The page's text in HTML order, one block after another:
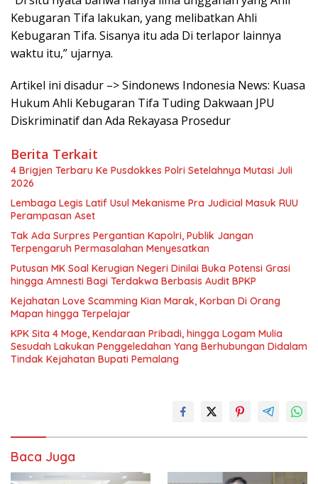
Kebugaran Tifa lakukan, yang melibatkan Ahli
Kebugaran Tifa. Sisanya itu ada Di terlapor lainnya
waktu itu,” ujarnya.
Artikel ini disadur –> Sindonews Indonesia News: Kuasa
Hukum Ahli Kebugaran Tifa Tuding Dakwaan JPU
Diskriminatif dan Ada Rekayasa Prosedur
Berita Terkait
4 Brigjen Terbaru Ke Pusdokkes Polri Setelahnya Mutasi Juli
2026
Lembaga Legis Latif Usul Mekanisme Pra Judicial Masuk RUU
Perampasan Aset
Tak Ada Surpres Pergantian Kapolri, Publik Jangan
Terpengaruh Permasalahan Menyesatkan
Putusan MK Soal Kerugian Negeri Dinilai Buka Potensi Grasi
hingga Amnesti Bagi Terdakwa Berbasis Audit BPKP
Kejahatan Love Scamming Kian Marak, Korban Di Orang
Mapan hingga Terpelajar
KPK Sita 4 Moge, Kendaraan Pribadi, hingga Logam Mulia
Sesudah Lakukan Penggeledahan Yang Berhubungan Didalam
Tindak Kejahatan Bupati Pemalang
Baca Juga